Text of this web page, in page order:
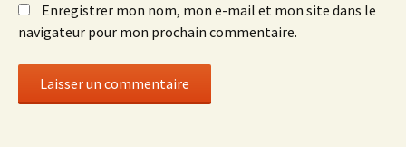
Enregistrer mon nom, mon e-mail et mon site dans le
navigateur pour mon prochain commentaire.